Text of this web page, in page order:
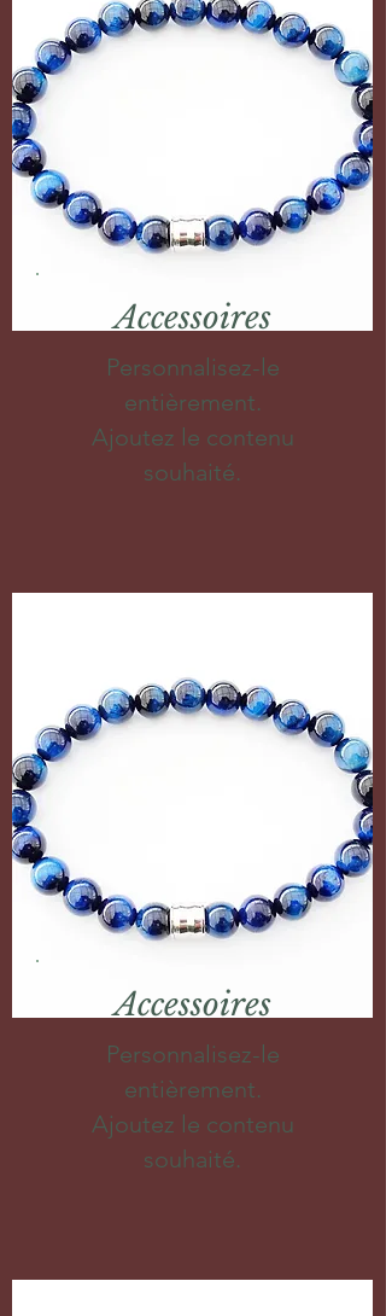
Accessoires
Personnalisez-le
entièrement.
Ajoutez le contenu
souhaité.
Accessoires
Personnalisez-le
entièrement.
Ajoutez le contenu
souhaité.